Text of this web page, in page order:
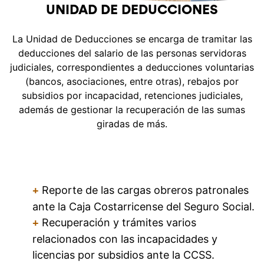
UNIDAD DE DEDUCCIONES
La Unidad de Deducciones se encarga de tramitar las
deducciones del salario de las personas servidoras
judiciales, correspondientes a deducciones voluntarias
(bancos, asociaciones, entre otras), rebajos por
subsidios por incapacidad, retenciones judiciales,
además de gestionar la recuperación de las sumas
giradas de más.
+ Reporte de las cargas obreros patronales
ante la Caja Costarricense del Seguro Social.
+ Recuperación y trámites varios
relacionados con las incapacidades y
licencias por subsidios ante la CCSS.